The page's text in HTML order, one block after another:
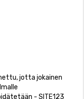
jotta jokainen
- SITE123